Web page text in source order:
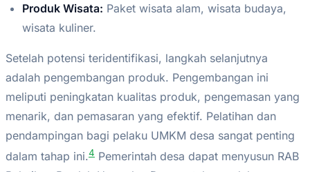
Produk Wisata: Paket wisata alam, wisata budaya,
wisata kuliner.
Setelah potensi teridentifikasi, langkah selanjutnya
adalah pengembangan produk. Pengembangan ini
meliputi peningkatan kualitas produk, pengemasan yang
menarik, dan pemasaran yang efektif. Pelatihan dan
pendampingan bagi pelaku UMKM desa sangat penting
dalam tahap ini.4 Pemerintah desa dapat menyusun RAB